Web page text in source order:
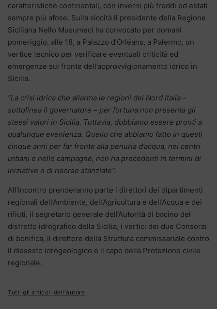
caratteristiche continentali, con inverni più freddi ed estati
sempre più afose. Sulla siccità il presidente della Regione
Siciliana Nello Musumeci ha convocato per domani
pomeriggio, alle 18, a Palazzo d’Orléans, a Palermo, un
vertice tecnico per verificare eventuali criticità ed
emergenze sul fronte dell’approvvigionamento idrico in
Sicilia.
“La crisi idrica che allarma le regioni del Nord Italia –
sottolinea il governatore – per fortuna non presenta gli
stessi valori in Sicilia. Tuttavia, dobbiamo essere pronti a
qualunque evenienza. Quello che abbiamo fatto in questi
cinque anni per far fronte alla penuria d’acqua, nei centri
urbani e nelle campagne, non ha precedenti in termini di
iniziative e di risorse stanziate”.
All’incontro prenderanno parte i direttori dei dipartimenti
regionali dell’Ambiente, dell’Agricoltura e dell’Acqua e dei
rifiuti, il segretario generale dell’Autorità di bacino del
distretto idrografico della Sicilia, i vertici dei due Consorzi
di bonifica, il direttore della Struttura commissariale contro
il dissesto idrogeologico e il capo della Protezione civile
regionale.
Tutti gli articoli dell'autore